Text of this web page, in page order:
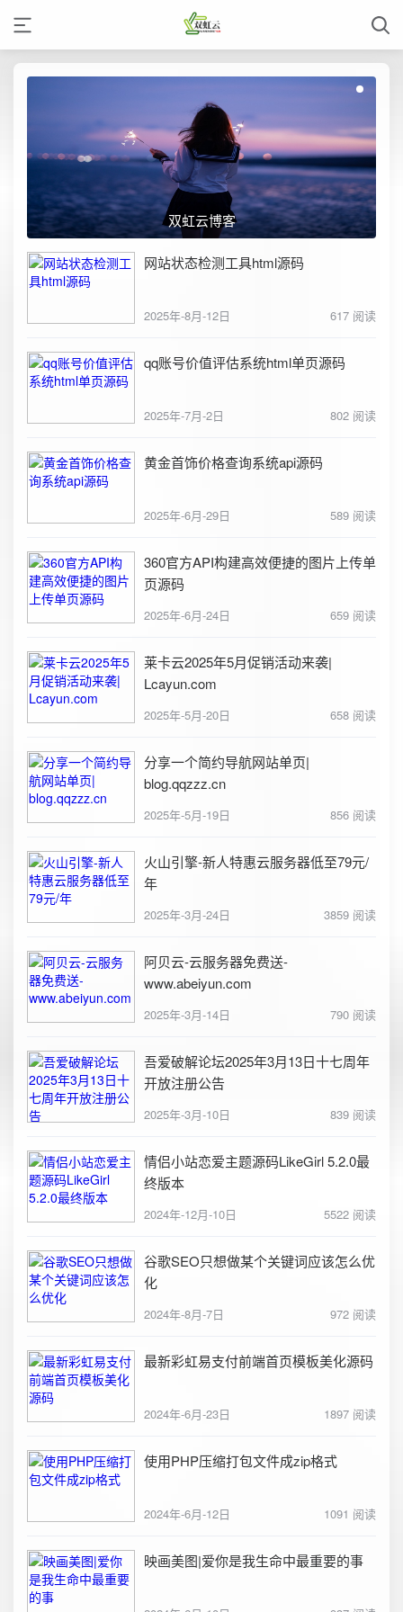
双虹云博客
网站状态检测工具html源码
2025年-8月-12日 617 阅读
qq账号价值评估系统html单页源码
2025年-7月-2日 802 阅读
黄金首饰价格查询系统api源码
2025年-6月-29日 589 阅读
360官方API构建高效便捷的图片上传单
页源码
2025年-6月-24日 659 阅读
莱卡云2025年5月促销活动来袭|
Lcayun.com
2025年-5月-20日 658 阅读
分享一个简约导航网站单页|
blog.qqzzz.cn
2025年-5月-19日 856 阅读
火山引擎-新人特惠云服务器低至79元/
年
2025年-3月-24日 3859 阅读
阿贝云-云服务器免费送-
www.abeiyun.com
2025年-3月-14日 790 阅读
吾爱破解论坛2025年3月13日十七周年
开放注册公告
2025年-3月-10日 839 阅读
情侣小站恋爱主题源码LikeGirl 5.2.0最
终版本
2024年-12月-10日 5522 阅读
谷歌SEO只想做某个关键词应该怎么优
化
2024年-8月-7日 972 阅读
最新彩虹易支付前端首页模板美化源码
2024年-6月-23日 1897 阅读
使用PHP压缩打包文件成zip格式
2024年-6月-12日 1091 阅读
映画美图|爱你是我生命中最重要的事